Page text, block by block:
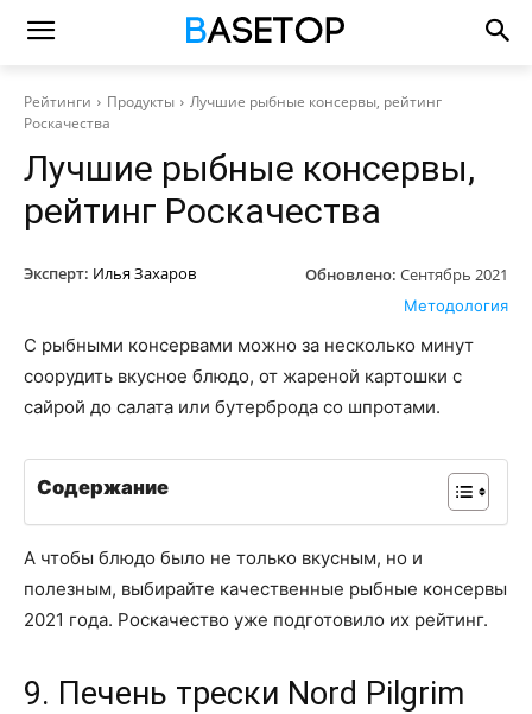
Рейтинги Продукты
Лучшие рыбные консервы, рейтинг
Роскачества
Лучшие рыбные консервы,
рейтинг Роскачества
Эксперт: Илья Захаров Обновлено: Сентябрь 2021
Методология
С рыбными консервами можно за несколько минут
соорудить вкусное блюдо, от жареной картошки с
сайрой до салата или бутерброда со шпротами.
Содержание
А чтобы блюдо было не только вкусным, но и
полезным, выбирайте качественные рыбные консервы
2021 года. Роскачество уже подготовило их рейтинг.
9. Печень трески Nord Pilgrim